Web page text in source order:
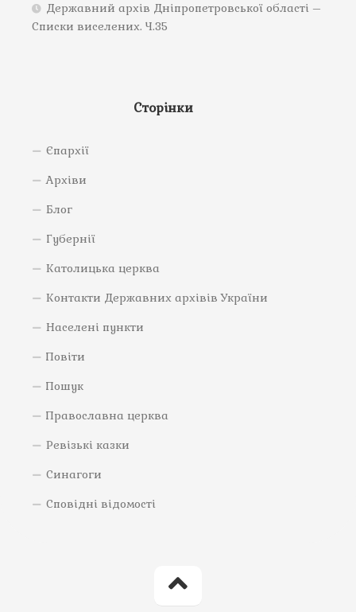
Державний архів Дніпропетровської області –
Списки виселених. Ч.35
Сторінки
Єпархії
Архіви
Блог
Губернії
Католицька церква
Контакти Державних архівів України
Населені пункти
Повіти
Пошук
Православна церква
Ревізькі казки
Синагоги
Сповідні відомості